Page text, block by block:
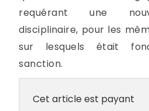
requérant une
disciplinaire, pour les
sur lesquels était
sanction.
Cet article est payant